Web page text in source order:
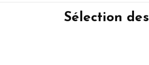
Sélection des